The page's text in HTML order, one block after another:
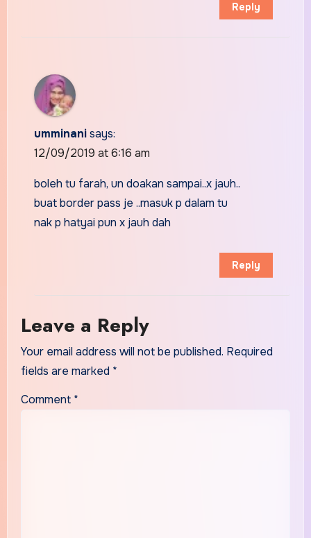
Reply
umminanisays:
12/09/2019 at 6:16 am
boleh tu farah, un doakan sampai..x jauh..
buat border pass je ..masuk p dalam tu
nak p hatyai pun x jauh dah
Reply
Leave a Reply
Your email address will not be published. Required
fields are marked *
Comment *